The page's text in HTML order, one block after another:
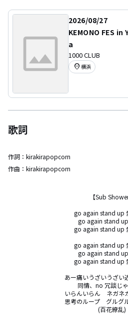
2026/08/27
KEMONO FES in
a
1000 CLUB
location_on 横浜
歌詞
作詞： kirakirapopcorn
作曲： kirakirapopcorn
【Sub Shower
go again stand up
go again stand
go again stand up
go again stand up
go again stand
go again stand up
あー痛いうざいうざい
同情、no 冗談じ
いらんいらん　ネガネ
思考のループ　グルグ
(百花繚乱)